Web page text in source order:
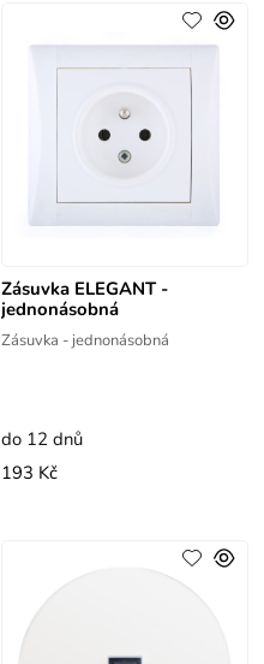
Zásuvka ELEGANT -
jednonásobná
Zásuvka - jednonásobná
do 12 dnů
193 Kč